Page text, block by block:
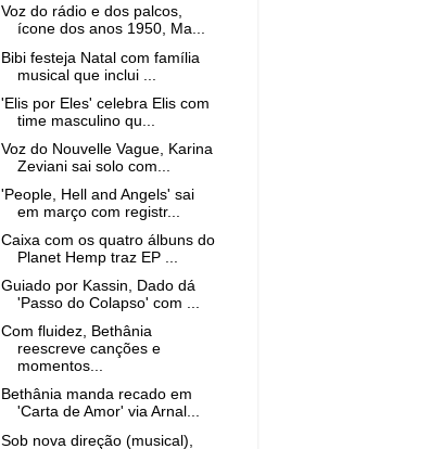
Voz do rádio e dos palcos,
ícone dos anos 1950, Ma...
Bibi festeja Natal com família
musical que inclui ...
'Elis por Eles' celebra Elis com
time masculino qu...
Voz do Nouvelle Vague, Karina
Zeviani sai solo com...
'People, Hell and Angels' sai
em março com registr...
Caixa com os quatro álbuns do
Planet Hemp traz EP ...
Guiado por Kassin, Dado dá
'Passo do Colapso' com ...
Com fluidez, Bethânia
reescreve canções e
momentos...
Bethânia manda recado em
'Carta de Amor' via Arnal...
Sob nova direção (musical),